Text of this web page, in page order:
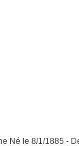
Né le 8/1/1885 -